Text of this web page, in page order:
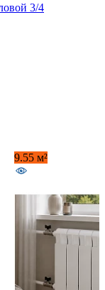
3/4
9.55 м²